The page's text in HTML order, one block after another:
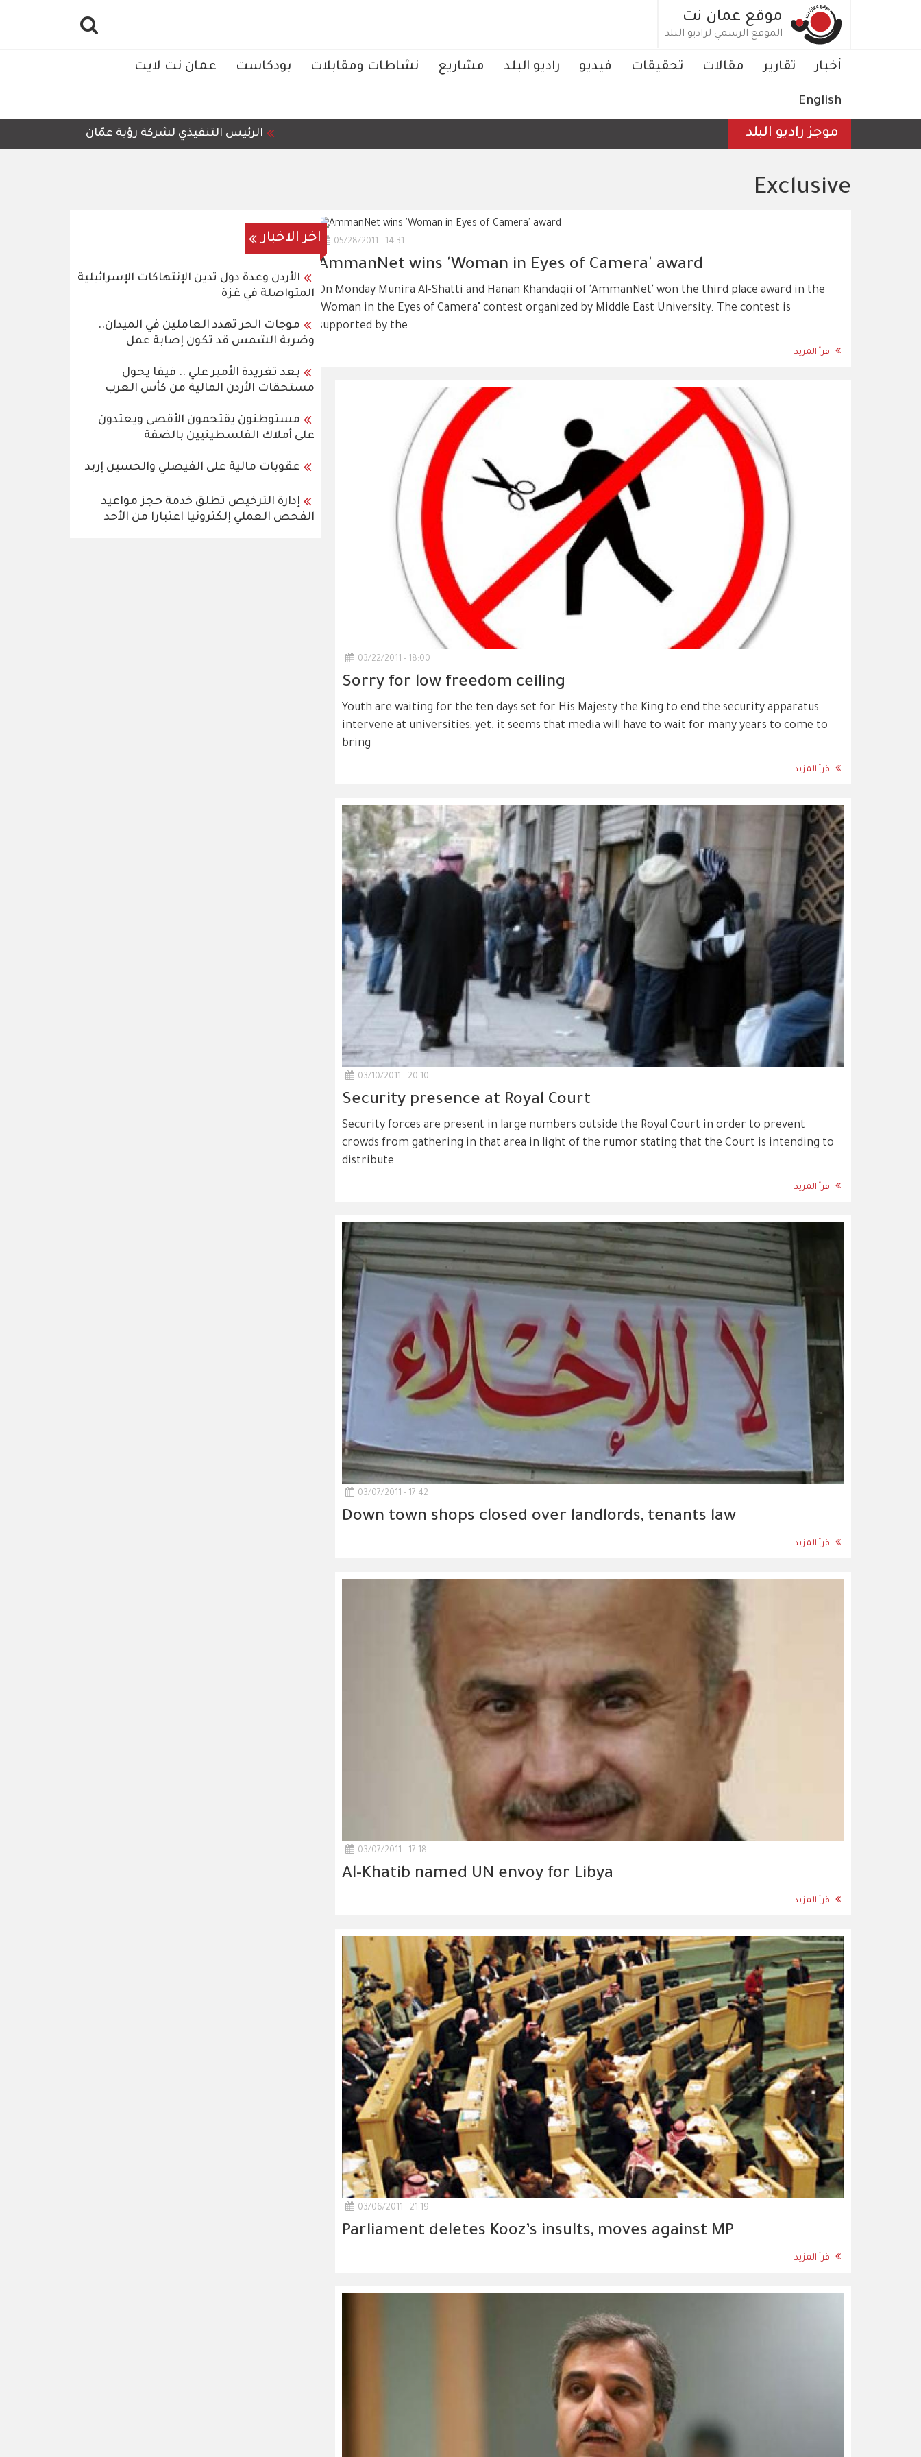
موقع عمان نت
الموقع الرسمي لراديو البلد
Main
أخبار تقارير مقالات تحقيقات فيديو راديو البلد مشاريع نشاطات ومقابلات بودكاست عمان نت لايت
English
موجز راديو البلد الرئيس التنفيذي لشركة رؤية عمّان للمعالجة وإعادة
Exclusive
05/28/2011 - 14:31
AmmanNet wins 'Woman in Eyes of Camera' award
On Monday Munira Al-Shatti and Hanan Khandaqii of 'AmmanNet' won the third place award in the
"Woman in the Eyes of Camera" contest organized by Middle East University. The contest is
supported by the
اقرأ المزيد
03/22/2011 - 18:00
Sorry for low freedom ceiling
Youth are waiting for the ten days set for His Majesty the King to end the security apparatus
intervene at universities; yet, it seems that media will have to wait for many years to come to
bring
اقرأ المزيد
03/10/2011 - 20:10
Security presence at Royal Court
Security forces are present in large numbers outside the Royal Court in order to prevent
crowds from gathering in that area in light of the rumor stating that the Court is intending to
distribute
اقرأ المزيد
03/07/2011 - 17:42
Down town shops closed over landlords, tenants law
اقرأ المزيد
03/07/2011 - 17:18
Al-Khatib named UN envoy for Libya
اقرأ المزيد
03/06/2011 - 21:19
Parliament deletes Kooz’s insults, moves against MP
اقرأ المزيد
اخر الاخبار
الأردن وعدة دول تدين الإنتهاكات الإسرائيلية
المتواصلة في غزة
موجات الحر تهدد العاملين في الميدان..
وضربة الشمس قد تكون إصابة عمل
بعد تغريدة الأمير علي .. فيفا يحول
مستحقات الأردن المالية من كأس العرب
مستوطنون يقتحمون الأقصى ويعتدون
على أملاك الفلسطينيين بالضفة
عقوبات مالية على الفيصلي والحسين إربد
إدارة الترخيص تطلق خدمة حجز مواعيد
الفحص العملي إلكترونيا اعتبارا من الأحد